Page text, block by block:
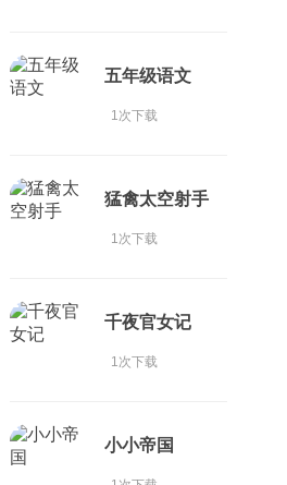
五年级语文
1次下载
猛禽太空射手
1次下载
千夜官女记
1次下载
小小帝国